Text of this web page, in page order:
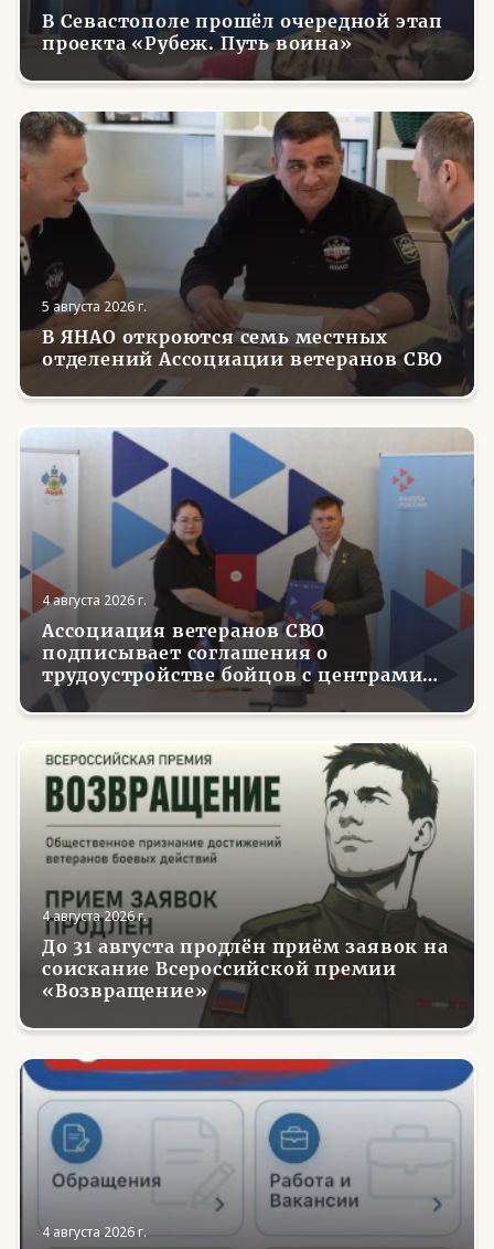
В Севастополе прошёл очередной этап
проекта «Рубеж. Путь воина»
5 августа 2026 г.
В ЯНАО откроются семь местных
отделений Ассоциации ветеранов СВО
4 августа 2026 г.
Ассоциация ветеранов СВО
подписывает соглашения о
трудоустройстве бойцов с центрами
занятости в регионах России
4 августа 2026 г.
До 31 августа продлён приём заявок на
соискание Всероссийской премии
«Возвращение»
4 августа 2026 г.